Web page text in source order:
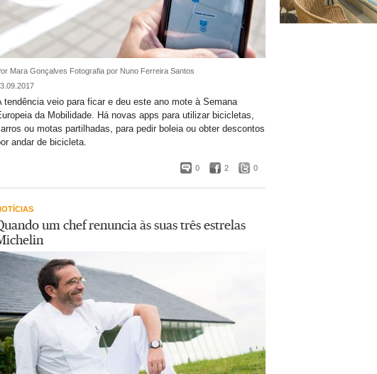
Mara Gonçalves Fotografia por Nuno Ferreira Santos
tendência veio para ficar e deu este ano mote à Semana
da Mobilidade. Há novas apps para utilizar bicicletas,
ou motas partilhadas, para pedir boleia ou obter descontos
andar de bicicleta.
0 2 0
um chef renuncia às suas três estrelas